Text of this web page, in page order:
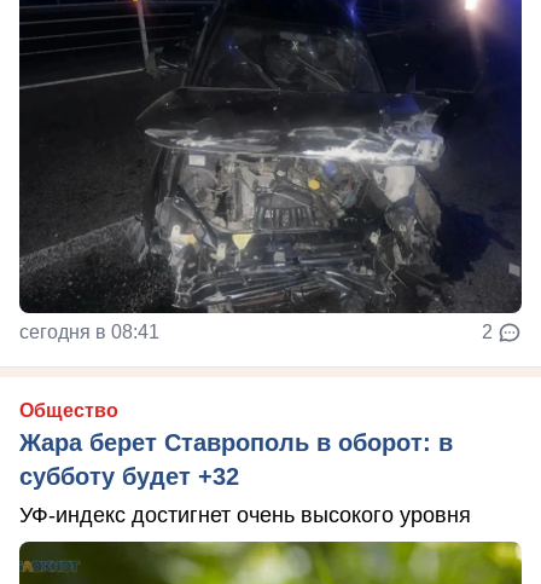
сегодня в 08:41 2
Общество
Жара берет Ставрополь в оборот: в
субботу будет +32
УФ-индекс достигнет очень высокого уровня